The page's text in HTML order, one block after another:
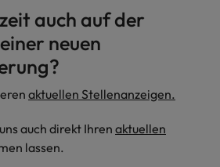
auch auf der
neuen
aktuellen Stellenanzeigen.
auch direkt Ihren aktuellen
lassen.